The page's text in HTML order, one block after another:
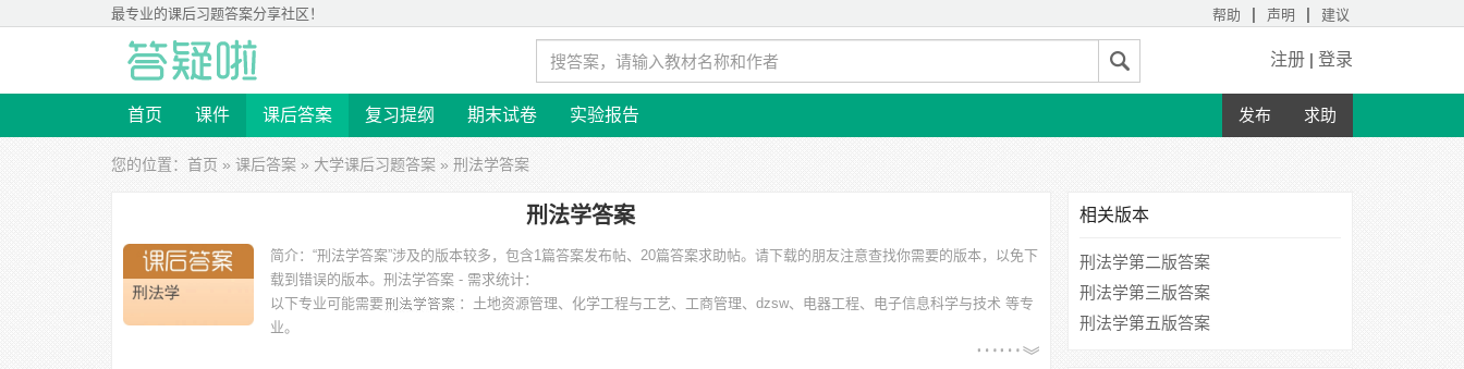
最专业的课后习题答案分享社区！ 帮助 | 声明 | 建议
注册 | 登录
首页 课件 课后答案 复习提纲 期末试卷 实验报告 发布 求助
您的位置： 首页 » 课后答案 » 大学课后习题答案 » 刑法学答案
刑法学答案
简介： “刑法学答案”涉及的版本较多，包含1篇答案发布帖、20篇答案求助帖。请下载的朋友注意查找你需要的版本，以免下
载到错误的版本。 刑法学答案 - 需求统计：
以下专业可能需要
：土地资源管理、化学工程与工艺、工商管理、dzsw、电器工程、电子信息科学与技术 等专
业。
：云南大学滇池学院、湖南工学院、重庆大学、云南大学、浙江工商大学、中国地质大学、广西民族大学、湖北
相关版本
刑法学第二版答案
刑法学第三版答案
刑法学第五版答案